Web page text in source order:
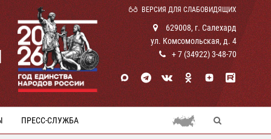
ВЕРСИЯ ДЛЯ СЛАБОВИДЯЩИХ
629008, г. Салехард
ул. Комсомольская, д. 4
+ 7 (34922) 3-48-70
ПРЕСС-СЛУЖБА